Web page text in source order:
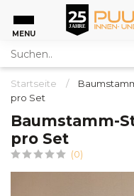
MENU
Startseite /
pro Set
Baumstamm-
pro Set
(0)